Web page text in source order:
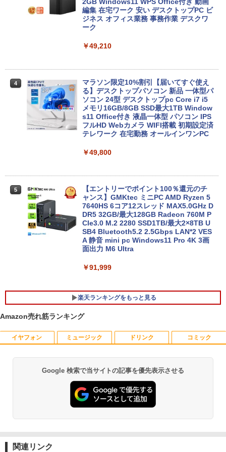
re i7/メモリ:16GB/SSD:512GB/15.6イン
チ/無線LAN/Wi-Fi/DVD/Office/中古パソ
コン 中古 パソコン 中古PC 中古ノートパ
作良好品
【訳あり】【2023年発売モデル】 中古ノ
ート 人気商品 東芝 TOSHIBA dynabook
G83シリーズ メモリ16GB NVMe SSD25
6GB Windows11 Office2021 ダイナブ
ック オフィス付きノートパソコン 東芝パ
ooth Webカメラ モバイルPC 顔認証
【ランキング1位！】新品 ノートパソコ
ン VETESA Intel Celeron 6500Y メモリ
ー:8GB SSD:1TB最大 15.6インチ 15.6型
フルHD液晶 テンキー付き 日本語キーボ
ードwindows11搭載 office2024付き 初
期設定済 IPS広視野角 無線機能 超軽量 P
編集 在宅ワーク 安い デスクトップPC ビ
ジネス オフィス業務 事務作業 デスクワ
ーク
￥49,210
4
マラソン限定10%割引【届いてすぐ使え
る】デスクトップパソコン 新品 一体型パ
ソコン 24型 デスクトップpc Core i7 i5
メモリ16GB/8GB SSD最大1TB Window
s11 Office付き 液晶一体型 パソコン IPS
フルHD Webカメラ WIFI搭載 初期設定済
テレワーク 在宅勤務 オールインワンPC
￥49,800
5
【エントリーでポイント100％還元のチ
ャンス】GMKtec ミニPC AMD Ryzen 5
7640HS 6コア12スレッド MAX5.0GHz D
DR5 32GB/最大128GB Radeon 760M P
CIe3.0 M.2 2280 SSD1TB/最大2×8TB U
SB4 Bluetooth5.2 2.5Gbps LAN*2 VES
A 静音 mini pc Windows11 Pro 4K 3画
面出力 M6 Ultra
￥91,999
楽天ランキングをもっと見る
1
中古モニター | 液晶ディスプレイ | PHILI
ド 1920×1080(フルHD) | LEDバックライ
ト | スピーカー内蔵 | 3系統入力(VGA・D
ブル付属【30日保証】
￥5,980
2
1
新版正しい家計管理 正しい家計管理長
￥3,135
あなたが誰かを殺した （講談社文庫） [
Amazon売れ筋ランキング
イヤフォン
Anker Soundcore P40i オフホワイト
￥7,990
ミュージック
BRUCE WAYNE feat. Flo Milli, ATL Jacob
[Explicit]
￥250
ドリンク
by Amazon 天然水 ラベルレス 500ml ×24本
富士山の天然水 バナジウム含有 水 ミネラル
ウォーター ペットボトル 静岡県産 500ミリリ
ットル (Smart Basic)
￥1,380
コミック
薬屋のひとりごと 17巻 (デジタル版ビッグガ
ンガンコミックス)
￥770
Google 検索で当サイトの記事を優先表示させる
関連リンク